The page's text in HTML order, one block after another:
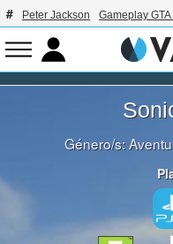
Peter Jackson Gameplay GTA
Género/s: